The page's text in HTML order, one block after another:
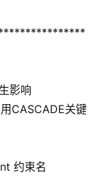
影响
CASCADE关键
约束名